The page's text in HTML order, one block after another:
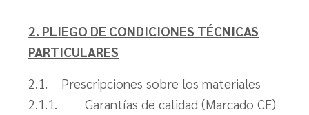
2. PLIEGO DE CONDICIONES TÉCNICAS
PARTICULARES
2.1. Prescripciones sobre los materiales
2.1.1. Garantías de calidad (Marcado CE)